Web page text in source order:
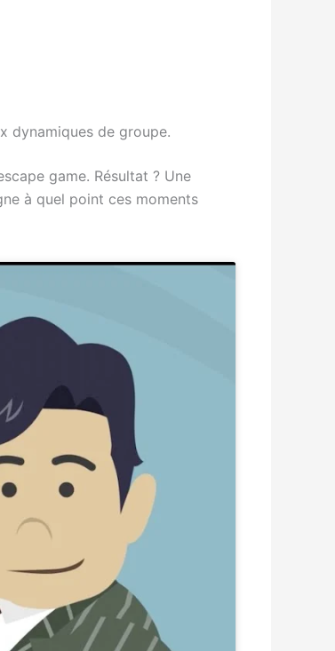
dynamiques de groupe.
game. Résultat ? Une
à quel point ces moments